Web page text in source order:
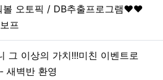
볼 오토픽 / DB추출프로그램❤️❤️
프
그 이상의 가치!!!미친 이벤트로
새벽반 환영